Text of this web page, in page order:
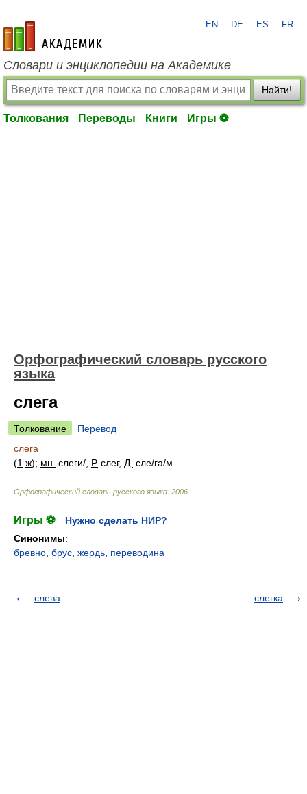
academic.ru
EN DE ES FR
Словари и энциклопедии на Академике
Найти!
Толкования Переводы Книги Игры ⚽
Орфографический словарь русского
языка
слега
Толкование
Перевод
слега
(1 ж); мн. слеги/ Р. слег, Д. сле/га/м
Орфографический словарь русского языка 2006
Игры ⚽
Нужно сделать НИР?
Синонимы:
бревно брус жердь переводина
слева слегка